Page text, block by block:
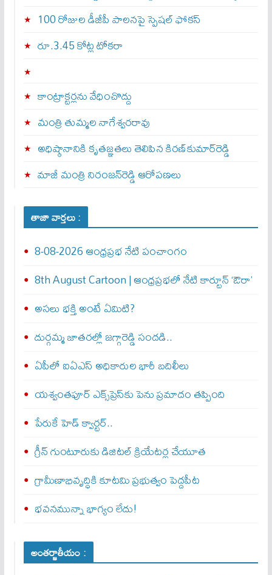
100 రోజుల డీజీపీ పాలనపై స్పెషల్ ఫోకస్
రూ.3.45 కోట్ల టోకరా
కాంట్రాక్టర్లను వేధించొద్దు
మంత్రి తుమ్మల నాగేశ్వరరావు
అధిష్ఠానానికి కృతజ్ఞతలు తెలిపిన కిరణ్‌కుమార్‌రెడ్డి
మాజీ మంత్రి నిరంజన్‌రెడ్డి ఆరోపణలు
తాజా వార్తలు :
8-08-2026 ఆంధ్రప్రభ నేటి పంచాంగం
8th August Cartoon | ఆంధ్రప్రభలో నేటి కార్టూన్ ‘ఔరా’
అసలు భక్తి అంటే ఏమిటి?
దుర్గమ్మ జాతరల్లో జగ్గారెడ్డి సందడి..
ఏపీలో ఐఏఎస్ అధికారుల భారీ బదిలీలు
యశ్వంతపూర్ ఎక్స్‌ప్రెస్‌కు పెను ప్రమాదం తప్పింది
పేరుకే హెడ్ క్వార్టర్..
గ్రీన్ గుంటూరుకు డిజిటల్ క్రియేటర్ల చేయూత
గ్రామీణాభివృద్ధికి కూటమి ప్రభుత్వం పెద్దపీట
భవనమున్నా భాగ్యం లేదు!
అంతర్జాతీయం :